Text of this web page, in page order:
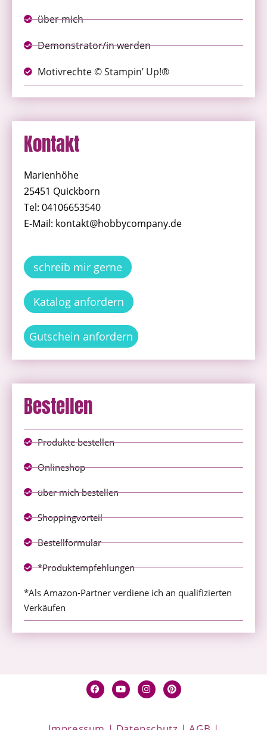
über mich
Demonstrator/in werden
Motivrechte © Stampin’ Up!®
Kontakt
Marienhöhe
25451 Quickborn
Tel: 04106653540
E-Mail: kontakt@hobbycompany.de
schreib mir gerne
Katalog anfordern
Gutschein anfordern
Bestellen
Produkte bestellen
Onlineshop
über mich bestellen
Shoppingvorteil
Bestellformular
*Produktempfehlungen
*Als Amazon-Partner verdiene ich an qualifizierten
Verkäufen